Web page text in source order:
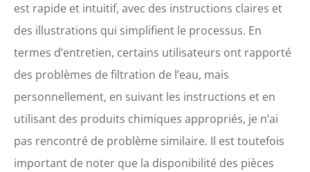
est rapide et intuitif, avec des instructions claires et
des illustrations qui simplifient le processus. En
termes d’entretien, certains utilisateurs ont rapporté
des problèmes de filtration de l’eau, mais
personnellement, en suivant les instructions et en
utilisant des produits chimiques appropriés, je n’ai
pas rencontré de problème similaire. Il est toutefois
important de noter que la disponibilité des pièces